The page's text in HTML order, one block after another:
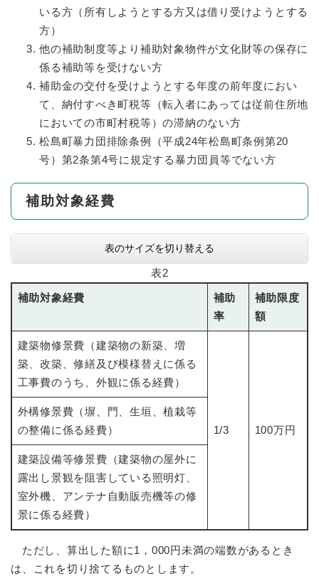
いる方（所有しようとする方又は借り受けようとする
方）
他の補助制度等より補助対象物件が文化財等の保存に
係る補助等を受けない方
補助金の交付を受けようとする年度の前年度におい
て、納付すべき町税等（転入者にあっては従前住所地
においての市町村税等）の滞納のない方
松島町暴力団排除条例（平成24年松島町条例第20
号）第2条第4号に規定する暴力団員等でない方
補助対象経費
表のサイズを切り替える
表2
補助対象経費
補助
率
補助限度
額
建築物修景費（建築物の新築、増
築、改築、修繕及び模様替えに係る
工事費のうち、外観に係る経費）
1/3 100万円
外構修景費（塀、門、生垣、植栽等
の整備に係る経費）
建築設備等修景費（建築物の屋外に
露出し景観を阻害している照明灯、
室外機、アンテナ自動販売機等の修
景に係る経費）
ただし、算出した額に1，000円未満の端数があるとき
は、これを切り捨てるものとします。